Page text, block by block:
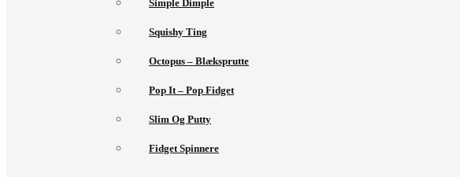
Simple Dimple
Squishy Ting
Octopus – Blæksprutte
Pop It – Pop Fidget
Slim Og Putty
Fidget Spinnere